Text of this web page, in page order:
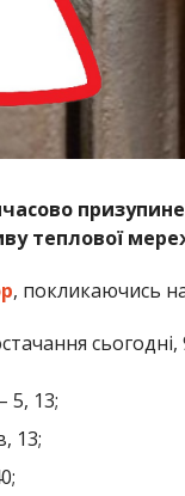
теплової
, покликаючись
сьогодні,
5, 13;
13;